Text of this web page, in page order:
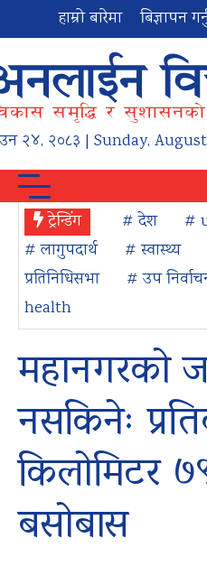
हाम्रो बारेमा बिज्ञापन
२४, २०८३ | Sunday,
ट्रेन्डिंग # देश #
# लागुपदार्थ
# स्वास्थ्य
प्रतिनिधिसभा
# उप
health
महानगरको
नसकिनेः
किलोमिटर
बसोबास